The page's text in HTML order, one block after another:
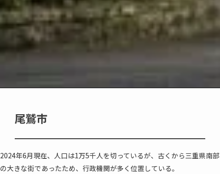
尾鷲市
2024年6月現在、人口は1万5千人を切っているが、古くから三重県南部
の大きな街であったため、行政機関が多く位置している。